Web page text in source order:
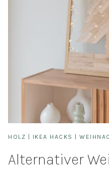
ORANGEN-
HOLZ | IKEA HACKS |
Alternativer